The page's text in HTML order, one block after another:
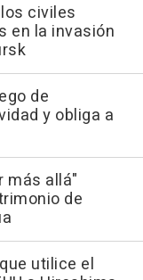
civiles
en la invasión
de
y obliga a
más allá"
de
utilice el